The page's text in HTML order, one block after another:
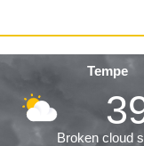
Tempe
Broken cloud